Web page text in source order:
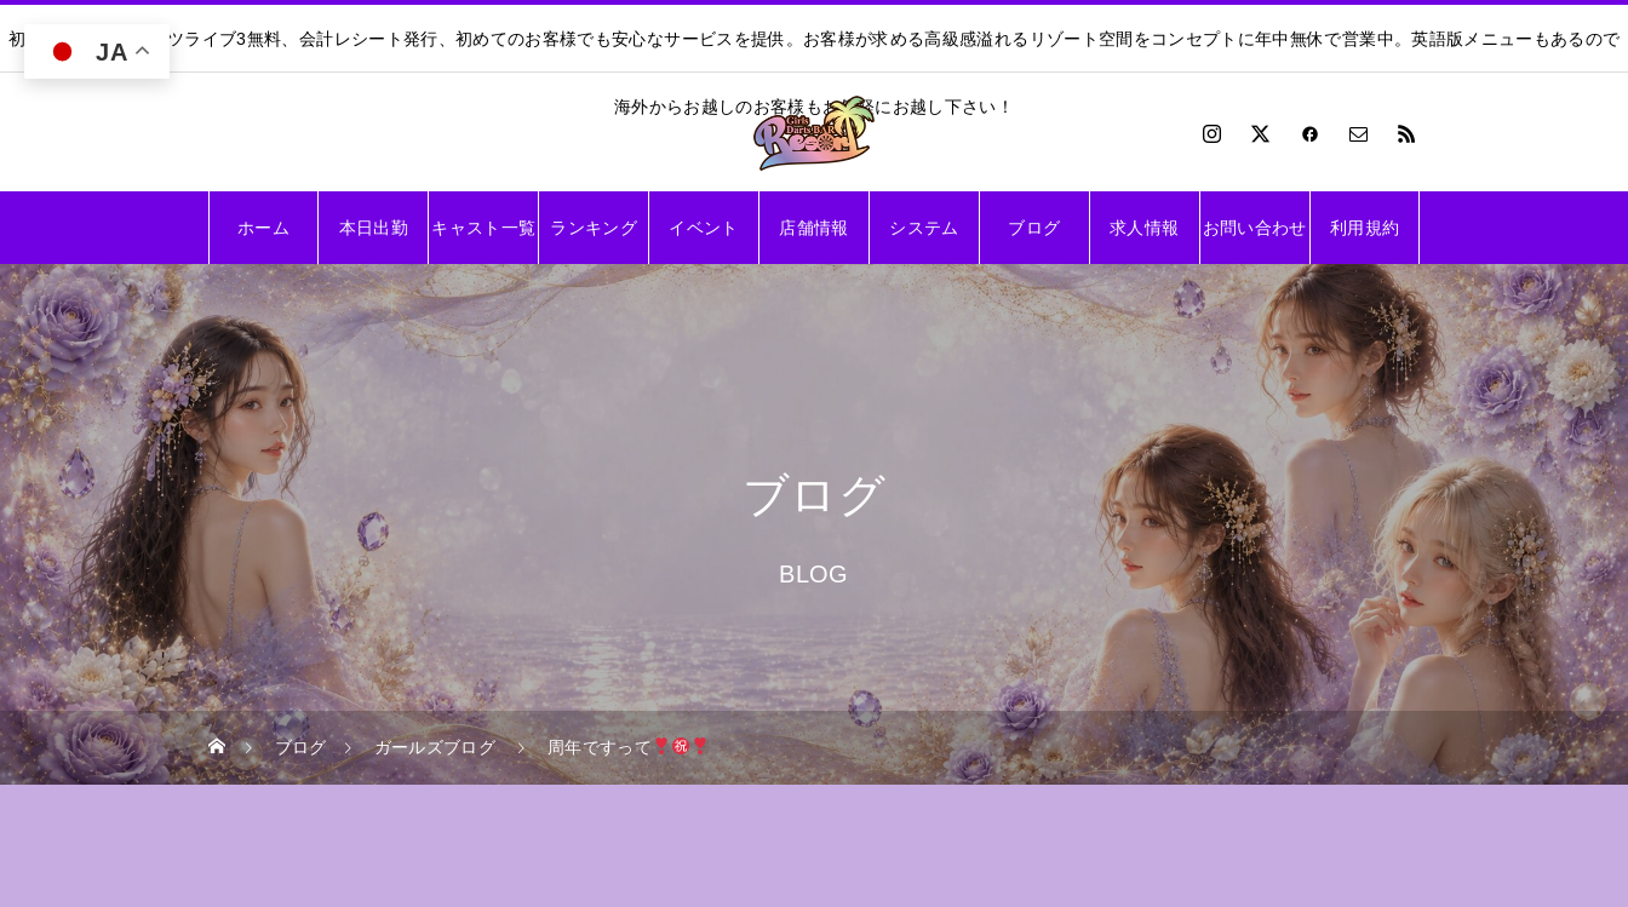
初回30分無料｜ダーツライブ3無料、会計レシート発行、初めてのお客様でも安心なサービスを提供。お客様が求める高級感溢れるリゾート空間をコンセプトに年中無休で営業中。英語版メニューもあるので
海外からお越しのお客様もお気軽にお越し下さい！
ホーム 本日出勤 キャスト一覧 ランキング イベント 店舗情報 システム ブログ 求人情報 お問い合わせ 利用規約
ブログ
BLOG
ブログ ガールズブログ 周年ですって
JA